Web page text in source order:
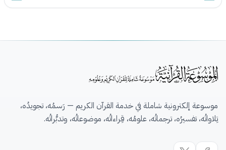
موسوعة إلكترونية شاملة في خدمة القرآن الكريم — رَسمُه، تجويدُه،
تِلاواتُه، تفسيرُه، ترجماتُه، علومُه، قِراءاتُه، موضوعاتُه، وتدبُّراتُه.